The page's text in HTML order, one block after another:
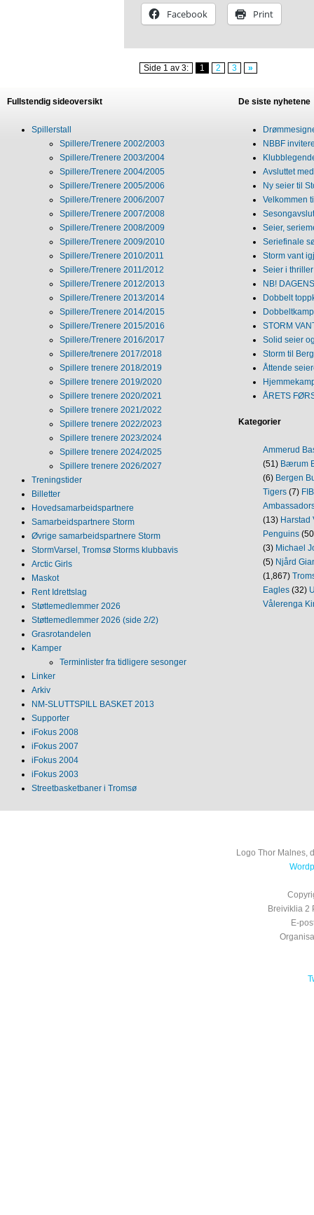
Facebook Print
Side 1 av 3: 1 2 3 »
Fullstendig sideoversikt
Spillerstall
Spillere/Trenere 2002/2003
Spillere/Trenere 2003/2004
Spillere/Trenere 2004/2005
Spillere/Trenere 2005/2006
Spillere/Trenere 2006/2007
Spillere/Trenere 2007/2008
Spillere/Trenere 2008/2009
Spillere/Trenere 2009/2010
Spillere/Trenere 2010/2011
Spillere/Trenere 2011/2012
Spillere/Trenere 2012/2013
Spillere/Trenere 2013/2014
Spillere/Trenere 2014/2015
Spillere/Trenere 2015/2016
Spillere/Trenere 2016/2017
Spillere/trenere 2017/2018
Spillere trenere 2018/2019
Spillere trenere 2019/2020
Spillere trenere 2020/2021
Spillere trenere 2021/2022
Spillere trenere 2022/2023
Spillere trenere 2023/2024
Spillere trenere 2024/2025
Spillere trenere 2026/2027
Treningstider
Billetter
Hovedsamarbeidspartnere
Samarbeidspartnere Storm
Øvrige samarbeidspartnere Storm
StormVarsel, Tromsø Storms klubbavis
Arctic Girls
Maskot
Rent Idrettslag
Støttemedlemmer 2026
Støttemedlemmer 2026 (side 2/2)
Grasrotandelen
Kamper
Terminlister fra tidligere sesonger
Linker
Arkiv
NM‐SLUTTSPILL BASKET 2013
Supporter
iFokus 2008
iFokus 2007
iFokus 2004
iFokus 2003
Streetbasketbaner i Tromsø
De siste nyhetene
NBBF
Avsluttet
Ny seier til
Velkommen
Seier,
Seriefinale
Storm vant
Seier i
NB!
Dobbelt
STORM
Solid seier
Storm til
Åttende
ÅRETS
Kategorier
Ammerud
(51) Bærum
(6) Bergen
Tigers (7)
(13) Harstad
Penguins
(3) Michael
(5) Njård
(1,867)
Eagles (32)
Vålerenga
Logo Thor Malnes,
Breiviklia 2
E-